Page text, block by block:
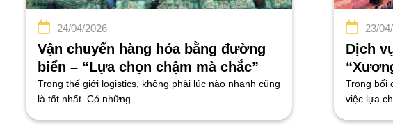
Vận chuyển hàng hóa bằng đường
biển – “Lựa chọn chậm mà chắc”
cho chiến lược xuất khẩu dài hạn
24/04/2026
Trong thế giới logistics, không phải lúc nào nhanh cũng
là tốt nhất. Có những
Dịch
mở
23/
Trong bối
việc lựa